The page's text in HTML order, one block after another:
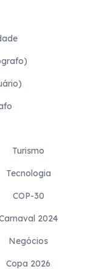
Turismo
Tecnologia
COP-30
2024
Negócios
Copa 2026